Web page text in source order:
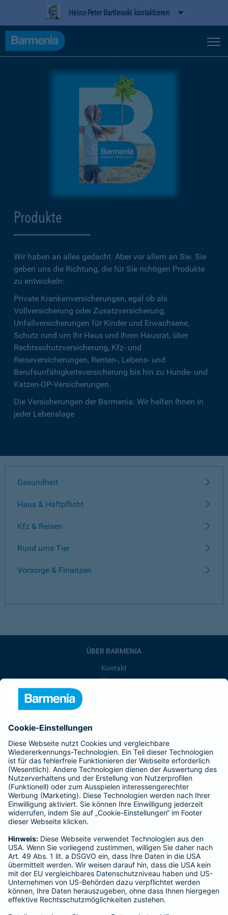
Heinz-Peter Bartlewski kontaktieren
Produkte
Wir haben an alles gedacht. Aber vor allem an Sie. Sie
geben uns die Richtung, die für Sie richtigen Produkte
zu entwickeln:
Private Krankenversicherungen, egal ob als
Vollversicherung oder Zusatzversicherung,
Unfallversicherungen für Kinder und Erwachsene,
Schutz rund um Ihr Haus und Ihren Hausrat, über
Rechtsschutzversicherung, Kfz- und
Reiseversicherungen, Renten-, Lebens- und
Berufsunfähigkeitsversicherung bis hin zu Hunde- und
Katzen-OP-Versicherungen.
Die Versicherungen der Barmenia: Wir helfen Ihnen in
jeder Lebenslage
Gesundheit
Haus & Haftpflicht
Kfz & Reisen
Rund ums Tier
Vorsorge & Finanzen
ÜBER BARMENIA
Kontakt
Karriere
Affiliate-Partner werden
Barmenia ist Teil der BarmeniaGothaer
BELIEBTE SEITEN
Kranken-Zusatzversicherung
Tierversicherungen
Haftpflichtversicherung
Hausratversicherung
SERVICE
Adresse ändern
Schaden melden
Kilometerstandsmeldung
Serviceübersicht